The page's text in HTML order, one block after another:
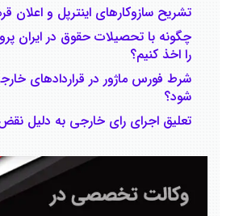
تشریح سازوکارهای اینترپل و اعلان
چگونه با تحصیلات حقوق در ایران
را اخذ کنیم؟
شرط فورس ماژور در قراردادهای
‌شود؟
تعلیق اجرای رای خارجی به دلیل